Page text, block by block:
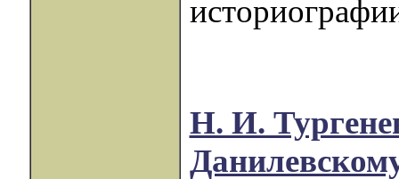
Н. И.